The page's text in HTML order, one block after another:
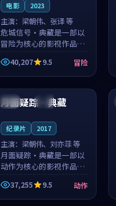
电影 2023
主演： 梁朝伟、张译 等
危城信号·典藏是一部以
冒险为核心的影视作品，
围绕危机、反转与人物成
长展开，整体节奏紧凑，
值得推荐观看。
40,207 9.5 冒险
中国 院线
99:35
月面疑踪·典藏
纪录片 2017
主演： 梁朝伟、刘亦菲 等
月面疑踪·典藏是一部以
动作为核心的影视作品，
围绕危机、反转与人物成
长展开，整体节奏紧凑，
值得推荐观看。
37,255 9.5 动作